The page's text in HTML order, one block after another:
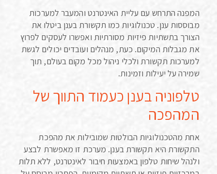
המפנה התרחש עם עליית האינטרנט והמעבר למערכות
מבוססות ענן. טכנולוגיות כמו תקשורת בענן ביטלו את
הצורך בתשתיות פיזיות מסורתיות ואפשרו לעסקים לפרוץ
את מגבלות המיקום. כעת, מנהלים ועובדים יכולים לגשת
למערכות תקשורת ולכלי ניהול מכל מקום בעולם, תוך
שמירה על יעילות וזמינות.
טלפוניה בענן כעמוד התווך של
המהפכה
אחת מהטכנולוגיות הבולטות שמובילות את מהפכת
התקשורת היא תקשורת בענן. מערכת זו מאפשרת לבצע
ולנהל שיחות טלפון באמצעות חיבור לאינטרנט, ללא תלות